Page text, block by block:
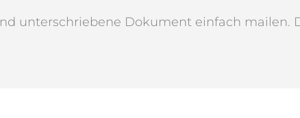
unterschriebene Dokument einfach mailen.